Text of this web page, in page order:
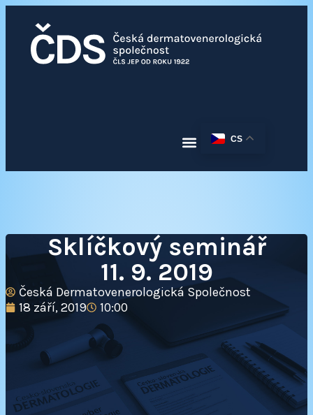
CS
Sklíčkový seminář
11. 9. 2019
Česká Dermatovenerologická Společnost
18 září, 2019
10:00